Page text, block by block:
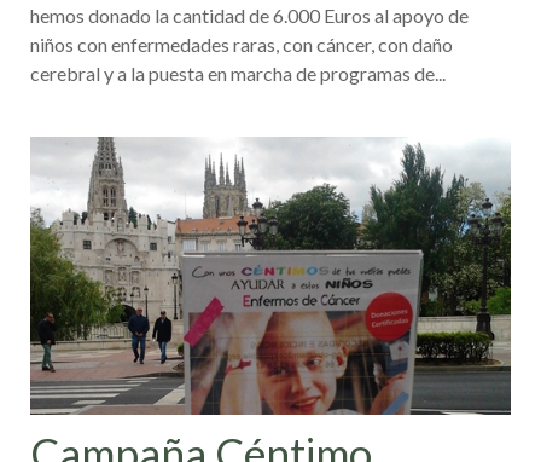
hemos donado la cantidad de 6.000 Euros al apoyo de
niños con enfermedades raras, con cáncer, con daño
cerebral y a la puesta en marcha de programas de...